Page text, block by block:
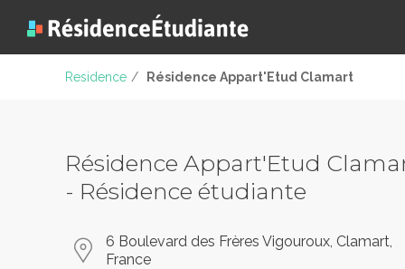
Residence / Résidence Appart'Etud Clamart
Résidence Appart'Etud
- Résidence étudiante
6 Boulevard des Frères Vigouroux, Clamart,
France